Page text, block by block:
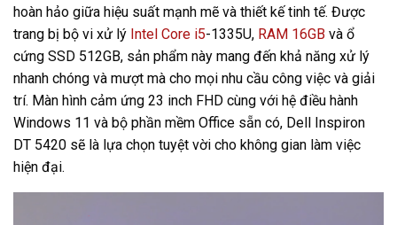
hoàn hảo giữa hiệu suất mạnh mẽ và thiết kế tinh tế. Được
trang bị bộ vi xử lý Intel Core i5-1335U, RAM 16GB và ổ
cứng SSD 512GB, sản phẩm này mang đến khả năng xử lý
nhanh chóng và mượt mà cho mọi nhu cầu công việc và giải
trí. Màn hình cảm ứng 23 inch FHD cùng với hệ điều hành
Windows 11 và bộ phần mềm Office sẵn có, Dell Inspiron
DT 5420 sẽ là lựa chọn tuyệt vời cho không gian làm việc
hiện đại.